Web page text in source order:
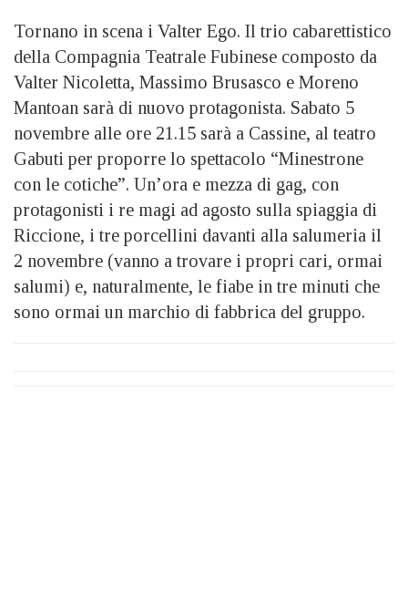
Tornano in scena i Valter Ego. Il trio cabarettistico
della Compagnia Teatrale Fubinese composto da
Valter Nicoletta, Massimo Brusasco e Moreno
Mantoan sarà di nuovo protagonista. Sabato 5
novembre alle ore 21.15 sarà a Cassine, al teatro
Gabuti per proporre lo spettacolo “Minestrone
con le cotiche”. Un’ora e mezza di gag, con
protagonisti i re magi ad agosto sulla spiaggia di
Riccione, i tre porcellini davanti alla salumeria il
2 novembre (vanno a trovare i propri cari, ormai
salumi) e, naturalmente, le fiabe in tre minuti che
sono ormai un marchio di fabbrica del gruppo.